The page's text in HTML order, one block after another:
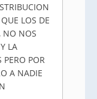
LOS DE
NO NOS
LA
POR
A NADIE